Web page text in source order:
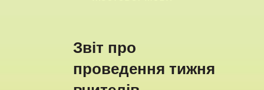
Звіт про
проведення тижня